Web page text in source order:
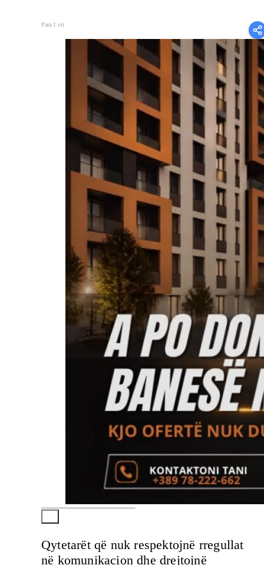
Para 1 vit
Qytetarët që nuk respektojnë rregullat
në komunikacion dhe drejtojnë